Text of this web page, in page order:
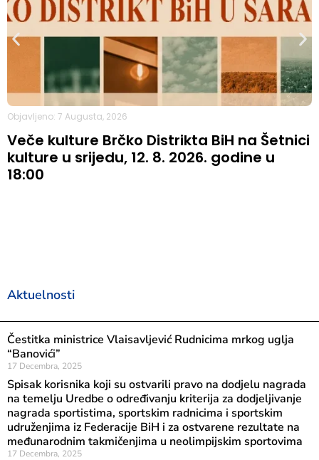
Objavljeno: 7 Augusta, 2026
Veče kulture Brčko Distrikta BiH na Šetnici
kulture u srijedu, 12. 8. 2026. godine u
18:00
Aktuelnosti
Čestitka ministrice Vlaisavljević Rudnicima mrkog uglja
“Banovići”
17 Decembra, 2025
Spisak korisnika koji su ostvarili pravo na dodjelu nagrada
na temelju Uredbe o određivanju kriterija za dodjeljivanje
nagrada sportistima, sportskim radnicima i sportskim
udruženjima iz Federacije BiH i za ostvarene rezultate na
međunarodnim takmičenjima u neolimpijskim sportovima
17 Decembra, 2025